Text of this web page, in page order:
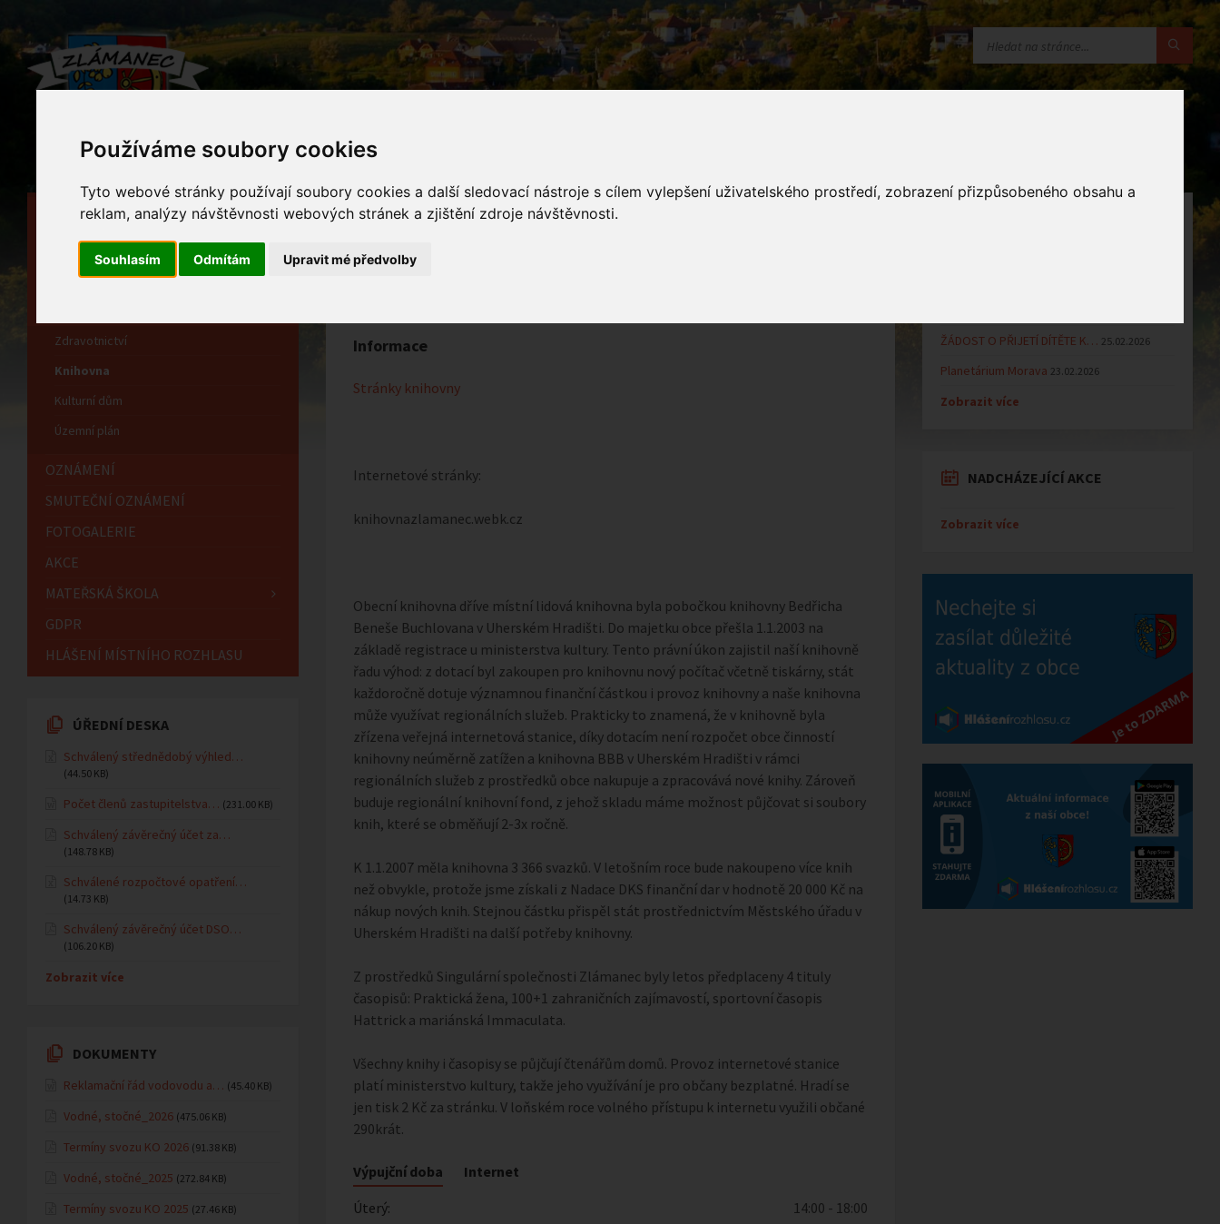
Používáme soubory cookies
Tyto webové stránky používají soubory cookies a další sledovací nástroje s cílem vylepšení uživatelského prostředí, zobrazení přizpůsobeného obsahu a
reklam, analýzy návštěvnosti webových stránek a zjištění zdroje návštěvnosti.
Souhlasím Odmítám Upravit mé předvolby
Knihovna
Informace
Stránky knihovny
Internetové stránky:
knihovnazlamanec.webk.cz
Obecní knihovna dříve místní lidová knihovna byla pobočkou knihovny Bedřicha
Beneše Buchlovana v Uherském Hradišti. Do majetku obce přešla 1.1.2003 na
základě registrace u ministerstva kultury. Tento právní úkon zajistil naší knihovně
řadu výhod: z dotací byl zakoupen pro knihovnu nový počítač včetně tiskárny, stát
každoročně dotuje významnou finanční částkou i provoz knihovny a naše knihovna
může využívat regionálních služeb. Prakticky to znamená, že v knihovně byla
zřízena veřejná internetová stanice, díky dotacím není rozpočet obce činností
knihovny neúměrně zatížen a knihovna BBB v Uherském Hradišti v rámci
regionálních služeb z prostředků obce nakupuje a zpracovává nové knihy. Zároveň
buduje regionální knihovní fond, z jehož skladu máme možnost půjčovat si soubory
knih, které se obměňují 2-3x ročně.
K 1.1.2007 měla knihovna 3 366 svazků. V letošním roce bude nakoupeno více knih
než obvykle, protože jsme získali z Nadace DKS finanční dar v hodnotě 20 000 Kč na
nákup nových knih. Stejnou částku přispěl stát prostřednictvím Městského úřadu v
Uherském Hradišti na další potřeby knihovny.
Z prostředků Singulární společnosti Zlámanec byly letos předplaceny 4 tituly
časopisů: Praktická žena, 100+1 zahraničních zajímavostí, sportovní časopis
Hattrick a mariánská Immaculata.
Všechny knihy i časopisy se půjčují čtenářům domů. Provoz internetové stanice
platí ministerstvo kultury, takže jeho využívání je pro občany bezplatné. Hradí se
jen tisk 2 Kč za stránku. V loňském roce volného přístupu k internetu využili občané
290krát.
Výpujční doba
Internet
Úterý:
14:00 - 18:00
HLAVNÍ STRÁNKA
OBECNÍ ÚŘAD
HISTORIE
Zdravotnictví
Knihovna
Kulturní dům
Územní plán
OZNÁMENÍ
SMUTEČNÍ OZNÁMENÍ
FOTOGALERIE
AKCE
MATEŘSKÁ ŠKOLA
GDPR
HLÁŠENÍ MÍSTNÍHO ROZHLASU
ÚŘEDNÍ DESKA
Schválený střednědobý výhled…
(44.50 KB)
Počet členů zastupitelstva… (231.00 KB)
Schválený závěrečný účet za…
(148.78 KB)
Schválené rozpočtové opatření…
(14.73 KB)
Schválený závěrečný účet DSO…
(106.20 KB)
Zobrazit více
DOKUMENTY
Reklamační řád vodovodu a… (45.40 KB)
Vodné, stočné_2026 (475.06 KB)
Termíny svozu KO 2026 (91.38 KB)
Vodné, stočné_2025 (272.84 KB)
Termíny svozu KO 2025 (27.46 KB)
ŽÁDOST O PŘIJETÍ DÍTĚTE K… 25.02.2026
Planetárium Morava 23.02.2026
Zobrazit více
NADCHÁZEJÍCÍ AKCE
Zobrazit více